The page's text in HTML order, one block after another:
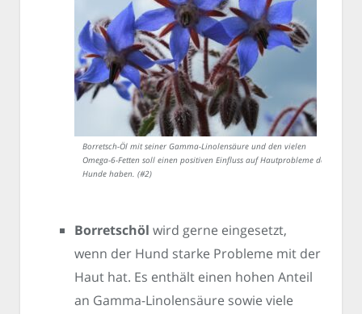
Borretsch-Öl mit seiner Gamma-Linolensäure und den vielen
Omega-6-Fetten soll einen positiven Einfluss auf Hautprobleme der
Hunde haben. (#2)
Borretschöl wird gerne eingesetzt,
wenn der Hund starke Probleme mit der
Haut hat. Es enthält einen hohen Anteil
an Gamma-Linolensäure sowie viele